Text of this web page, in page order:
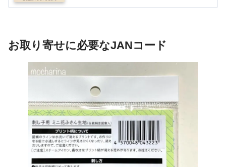
お取り寄せに必要なJANコード